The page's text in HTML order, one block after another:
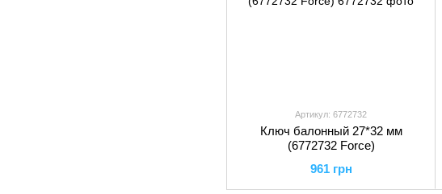
Артикул: 6772732
Ключ балонный 27*32 мм
(6772732 Force)
961 грн